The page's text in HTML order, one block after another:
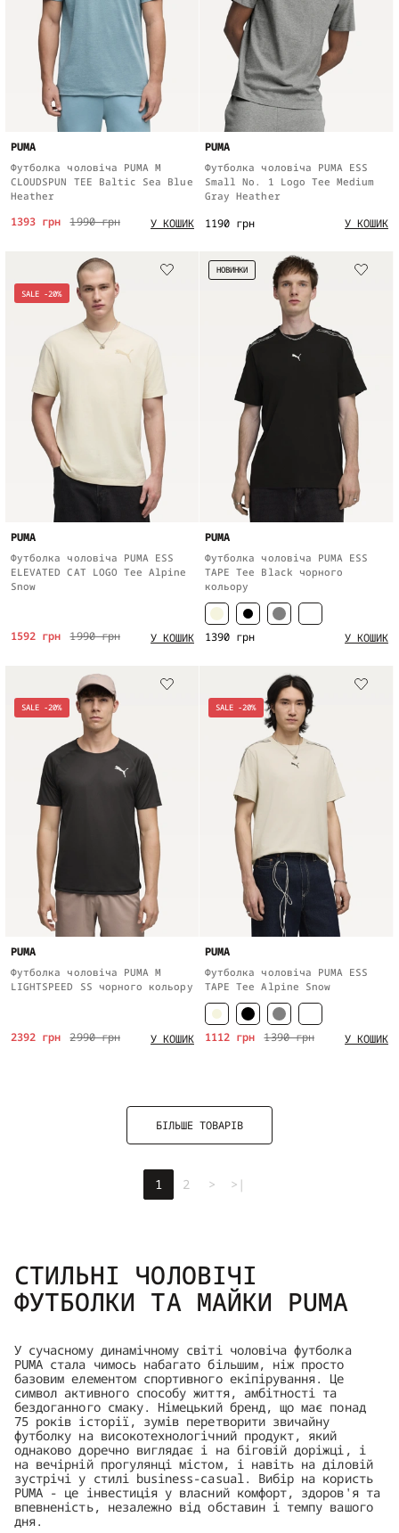
PUMA
Футболка чоловіча PUMA M
CLOUDSPUN TEE Baltic Sea Blue
Heather
1990 грн
1393 грн У КОШИК
PUMA
Футболка чоловіча PUMA ESS
Small No. 1 Logo Tee Medium
Gray Heather
1190 грн У КОШИК
SALE -20%
PUMA
Футболка чоловіча PUMA ESS
ELEVATED CAT LOGO Tee Alpine
Snow
1990 грн
1592 грн У КОШИК
НОВИНКИ
PUMA
Футболка чоловіча PUMA ESS
TAPE Tee Black чорного
кольору
1390 грн У КОШИК
SALE -20%
PUMA
Футболка чоловіча PUMA M
LIGHTSPEED SS чорного кольору
2990 грн
2392 грн У КОШИК
SALE -20%
PUMA
Футболка чоловіча PUMA ESS
TAPE Tee Alpine Snow
1390 грн
1112 грн У КОШИК
БІЛЬШЕ ТОВАРІВ
1 2 > >|
СТИЛЬНІ ЧОЛОВІЧІ
ФУТБОЛКИ ТА МАЙКИ PUMA
У сучасному динамічному світі чоловіча футболка
PUMA стала чимось набагато більшим, ніж просто
базовим елементом спортивного екіпірування. Це
символ активного способу життя, амбітності та
бездоганного смаку. Німецький бренд, що має понад
75 років історії, зумів перетворити звичайну
футболку на високотехнологічний продукт, який
однаково доречно виглядає і на біговій доріжці, і
на вечірній прогулянці містом, і навіть на діловій
зустрічі у стилі business-casual. Вибір на користь
PUMA - це інвестиція у власний комфорт, здоров'я та
впевненість, незалежно від обставин і темпу вашого
дня.